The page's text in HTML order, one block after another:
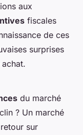
aux
fiscales
de ces
surprises
du marché
? Un marché
sur